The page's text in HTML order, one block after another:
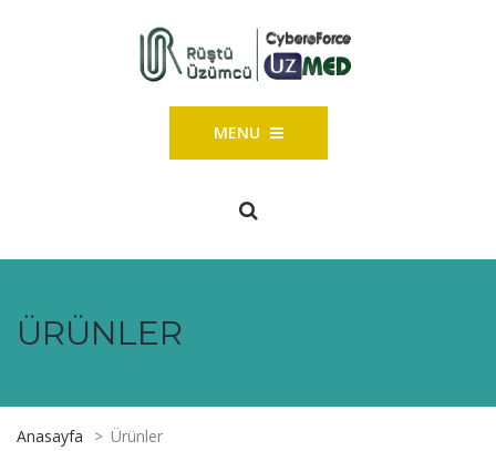
MENU
ÜRÜNLER
Anasayfa > Ürünler